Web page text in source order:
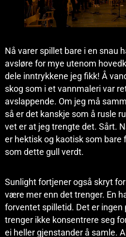
Nå varer spillet bare i en snau
avsløre for mye utenom
dele inntrykkene jeg fikk! Å
skog som i et vannmaleri var
avslappende. Om jeg må
så er det kanskje som å rusle
vet er at jeg trengte det. Sårt.
er hektisk og kaotisk som bare
som dette gull verdt.
Sunlight fortjener også skryt
være mer enn det trenger. En
forventet spilletid. Det er ingen
trenger ikke konsentrere seg
ei heller gjenstander å samle.